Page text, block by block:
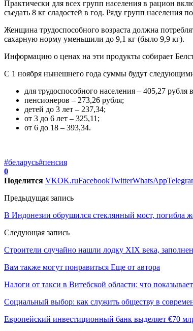
Практически для всех групп населения в рацион
съедать 8 кг сладостей в год. Ряду групп
Женщина трудоспособного возраста должна
сахарную норму уменьшили до 9,1 кг (было 9,9 кг).
Информацию о ценах на эти продукты собирает
С 1 ноября нынешнего года суммы будут
для трудоспособного населения – 405,27 рубля
пенсионеров – 273,26 рубля;
детей до 3 лет – 237,34;
от 3 до 6 лет – 325,11;
от 6 до 18 – 393,34.
#беларусь#пенсия
0
Поделится VKOK.ruFacebookTwitterWhatsApp
Предыдущая запись
В Индонезии обрушился стеклянный мост, погибла
Следующая запись
Строители случайно нашли лодку XIX века,
Вам также могут понравиться Еще от автора
Налоги от такси в Витебской области: что
Социальный выбор: как служить обществу в
Европейский инвестиционный банк выделяет €70